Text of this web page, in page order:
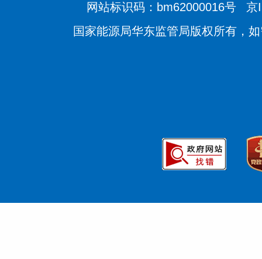
网站标识码：bm62000016号
京
国家能源局华东监管局版权所有，